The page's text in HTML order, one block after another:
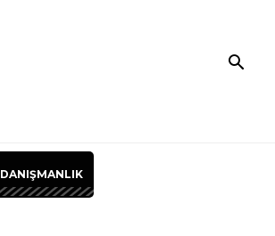
DANIŞMANLIK